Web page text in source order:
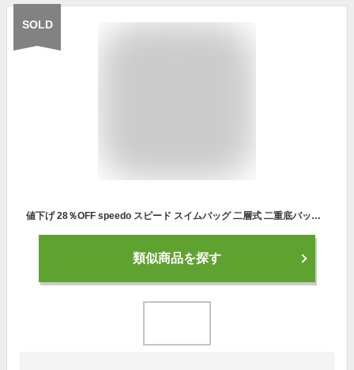
SOLD
値下げ 28％OFF speedo スピード スイムバッグ 二層式 二重底バッグ プールバッグ リュック ショルダー 2WAY 2重底 2層式 ナップサック 学校 男の子 女の子 キッズ 子供 小学生 中学生 高校生 大人 SD95B04
類似商品を探す